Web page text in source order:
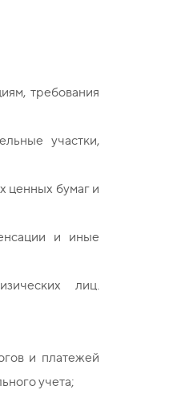
требования
участки,
ценных бумаг и
и иные
лиц.
и платежей
учета;